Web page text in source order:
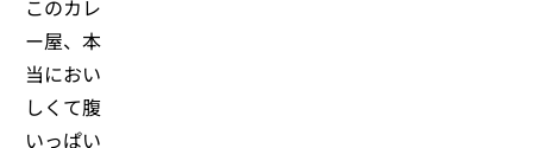
このカレ
ー屋、本
当におい
しくて腹
いっぱい